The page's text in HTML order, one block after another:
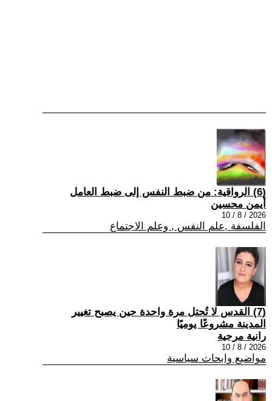
(6) الرواقية: من ضبط النفس إلى ضبط العامل
أيمن محسين
2026 / 8 / 10
الفلسفة ,علم النفس , وعلم الاجتماع
(7) القدس لا تُحتل مرة واحدة حين يصبح تغيير
المدينة مشروعًا يوميًا
رانية مرجية
2026 / 8 / 10
مواضيع وابحاث سياسية